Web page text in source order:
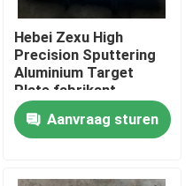
Hebei Zexu High
Precision Sputtering
Aluminium Target
Plate fabrikant
Aanvraag sturen